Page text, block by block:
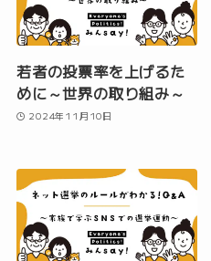
若者の投票率を上げるた
めに～世界の取り組み～
2024年11月10日